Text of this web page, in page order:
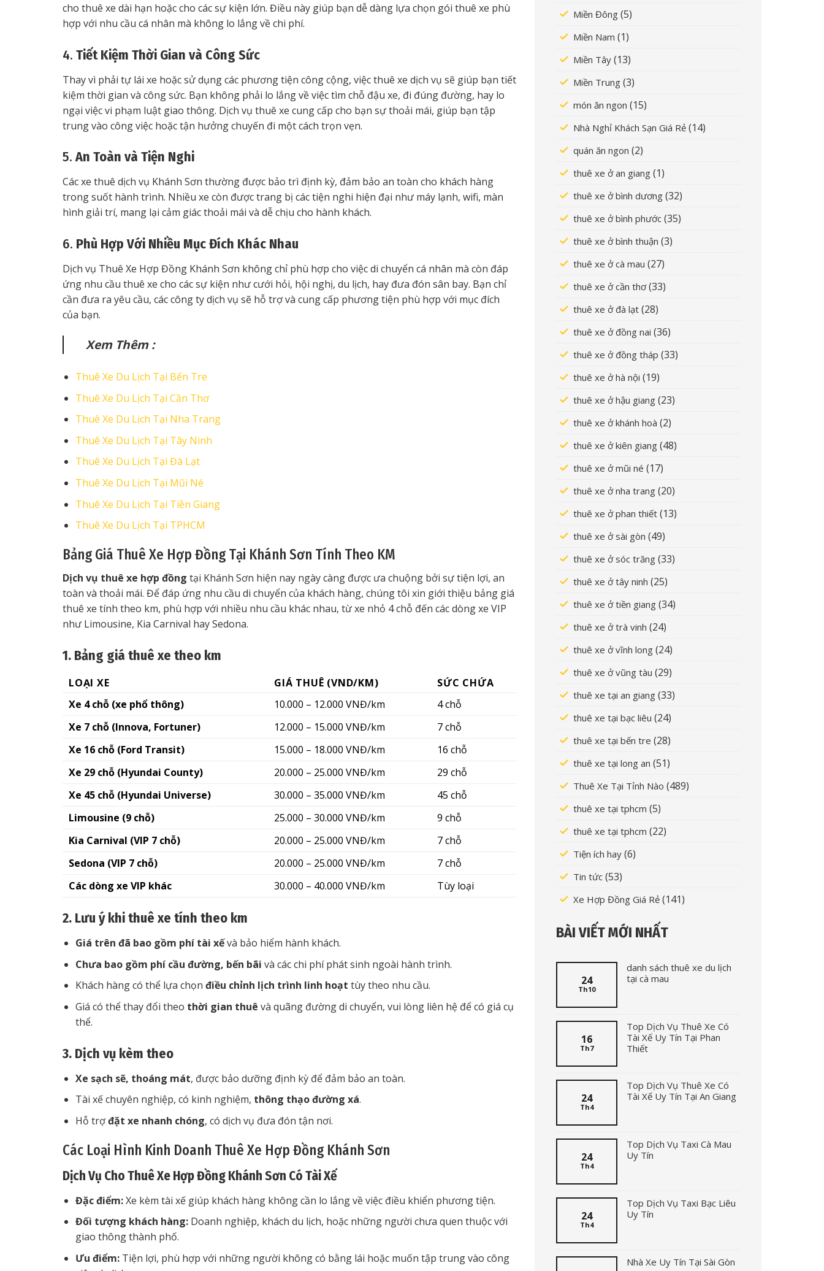
cho thuê xe dài hạn hoặc cho các sự kiện lớn. Điều này giúp bạn dễ dàng lựa chọn gói thuê xe phù
hợp với nhu cầu cá nhân mà không lo lắng về chi phí.
4. Tiết Kiệm Thời Gian và Công Sức
Thay vì phải tự lái xe hoặc sử dụng các phương tiện công cộng, việc thuê xe dịch vụ sẽ giúp bạn tiết
kiệm thời gian và công sức. Bạn không phải lo lắng về việc tìm chỗ đậu xe, đi đúng đường, hay lo
ngại việc vi phạm luật giao thông. Dịch vụ thuê xe cung cấp cho bạn sự thoải mái, giúp bạn tập
trung vào công việc hoặc tận hưởng chuyến đi một cách trọn vẹn.
5. An Toàn và Tiện Nghi
Các xe thuê dịch vụ Khánh Sơn thường được bảo trì định kỳ, đảm bảo an toàn cho khách hàng
trong suốt hành trình. Nhiều xe còn được trang bị các tiện nghi hiện đại như máy lạnh, wifi, màn
hình giải trí, mang lại cảm giác thoải mái và dễ chịu cho hành khách.
6. Phù Hợp Với Nhiều Mục Đích Khác Nhau
Dịch vụ Thuê Xe Hợp Đồng Khánh Sơn không chỉ phù hợp cho việc di chuyển cá nhân mà còn đáp
ứng nhu cầu thuê xe cho các sự kiện như cưới hỏi, hội nghị, du lịch, hay đưa đón sân bay. Bạn chỉ
cần đưa ra yêu cầu, các công ty dịch vụ sẽ hỗ trợ và cung cấp phương tiện phù hợp với mục đích
của bạn.
Xem Thêm :
Thuê Xe Du Lịch Tại Bến Tre
Thuê Xe Du Lịch Tại Cần Thơ
Thuê Xe Du Lịch Tại Nha Trang
Thuê Xe Du Lịch Tại Tây Ninh
Thuê Xe Du Lịch Tại Đà Lạt
Thuê Xe Du Lịch Tại Mũi Né
Thuê Xe Du Lịch Tại Tiền Giang
Thuê Xe Du Lịch Tại TPHCM
Bảng Giá Thuê Xe Hợp Đồng Tại Khánh Sơn Tính Theo KM
Dịch vụ thuê xe hợp đồng tại Khánh Sơn hiện nay ngày càng được ưa chuộng bởi sự tiện lợi, an
toàn và thoải mái. Để đáp ứng nhu cầu di chuyển của khách hàng, chúng tôi xin giới thiệu bảng giá
thuê xe tính theo km, phù hợp với nhiều nhu cầu khác nhau, từ xe nhỏ 4 chỗ đến các dòng xe VIP
như Limousine, Kia Carnival hay Sedona.
1. Bảng giá thuê xe theo km
LOẠI XE GIÁ THUÊ (VND/KM)
SỨC CHỨA
Xe 4 chỗ (xe phổ thông)
10.000 – 12.000 VNĐ/km
4 chỗ
Xe 7 chỗ (Innova, Fortuner)
12.000 – 15.000 VNĐ/km
7 chỗ
Xe 16 chỗ (Ford Transit)
15.000 – 18.000 VNĐ/km
16 chỗ
Xe 29 chỗ (Hyundai County)
20.000 – 25.000 VNĐ/km
29 chỗ
Xe 45 chỗ (Hyundai Universe)
30.000 – 35.000 VNĐ/km
45 chỗ
Limousine (9 chỗ)
25.000 – 30.000 VNĐ/km
9 chỗ
Kia Carnival (VIP 7 chỗ)
20.000 – 25.000 VNĐ/km
7 chỗ
Sedona (VIP 7 chỗ)
20.000 – 25.000 VNĐ/km
7 chỗ
Các dòng xe VIP khác
30.000 – 40.000 VNĐ/km Tùy loại
2. Lưu ý khi thuê xe tính theo km
Giá trên đã bao gồm phí tài xếvà bảo hiểm hành khách.
Chưa bao gồm phí cầu đường, bến bãi và các chi phí phát sinh ngoài hành trình.
Khách hàng có thể lựa chọn điều chỉnh lịch trình linh hoạt tùy theo nhu cầu.
Giá có thể thay đổi theo thời gian thuê và quãng đường di chuyển, vui lòng liên hệ để có giá cụ
thể.
3. Dịch vụ kèm theo
Xe sạch sẽ, thoáng mát, được bảo dưỡng định kỳ để đảm bảo an toàn.
Tài xế chuyên nghiệp, có kinh nghiệm, thông thạo đường xá.
Hỗ trợđặt xe nhanh chóng, có dịch vụ đưa đón tận nơi.
Các Loại Hình Kinh Doanh Thuê Xe Hợp Đồng Khánh Sơn
Dịch Vụ Cho Thuê Xe Hợp Đồng Khánh Sơn Có Tài Xế
Đặc điểm:Xe kèm tài xế giúp khách hàng không cần lo lắng về việc điều khiển phương tiện.
Đối tượng khách hàng:Doanh nghiệp, khách du lịch, hoặc những người chưa quen thuộc với
giao thông thành phố.
Ưu điểm:Tiện lợi, phù hợp với những người không có bằng lái hoặc muốn tập trung vào công
Miền Đông (5)
Miền Nam (1)
Miền Tây (13)
Miền Trung (3)
món ăn ngon (15)
Nhà Nghỉ Khách Sạn Giá Rẻ (14)
quán ăn ngon (2)
thuê xe ở an giang (1)
thuê xe ở bình dương (32)
thuê xe ở bình phước (35)
thuê xe ở bình thuận (3)
thuê xe ở cà mau (27)
thuê xe ở cần thơ(33)
thuê xe ở đà lạt (28)
thuê xe ở đồng nai (36)
thuê xe ở đồng tháp (33)
thuê xe ở hà nội (19)
thuê xe ở hậu giang (23)
thuê xe ở khánh hoà (2)
thuê xe ở kiên giang (48)
thuê xe ở mũi né (17)
thuê xe ở nha trang (20)
thuê xe ở phan thiết (13)
thuê xe ở sài gòn (49)
thuê xe ở sóc trăng (33)
thuê xe ở tây ninh (25)
thuê xe ở tiền giang (34)
thuê xe ở trà vinh (24)
thuê xe ở vĩnh long (24)
thuê xe ở vũng tàu (29)
thuê xe tại an giang (33)
thuê xe tại bạc liêu (24)
thuê xe tại bến tre (28)
thuê xe tại long an (51)
Thuê Xe Tại Tỉnh Nào (489)
thuê xe tại tphcm (5)
thuê xe tại tphcm (22)
Tiện ích hay (6)
Tin tức (53)
Xe Hợp Đồng Giá Rẻ (141)
BÀI VIẾT MỚI NHẤT
24
Th10
danh sách thuê xe du lịch
tại cà mau
16
Th7
Top Dịch Vụ Thuê Xe Có
Tài Xế Uy Tín Tại Phan
Thiết
24
Th4
Top Dịch Vụ Thuê Xe Có
Tài Xế Uy Tín Tại An Giang
24
Th4
Top Dịch Vụ Taxi Cà Mau
Uy Tín
24
Th4
Top Dịch Vụ Taxi Bạc Liêu
Uy Tín
Nhà Xe Uy Tín Tại Sài Gòn